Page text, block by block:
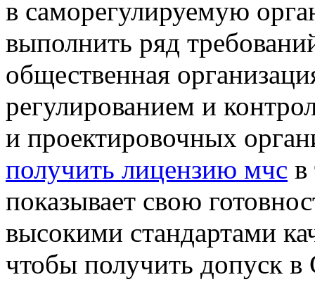
в саморегулируемую
выполнить ряд
общественная
регулированием и
и проектировочных
получить лицензию мчс в
показывает свою
высокими стандартами
чтобы получить допуск